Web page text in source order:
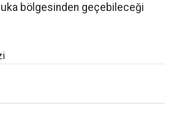
bölgesinden geçebileceği